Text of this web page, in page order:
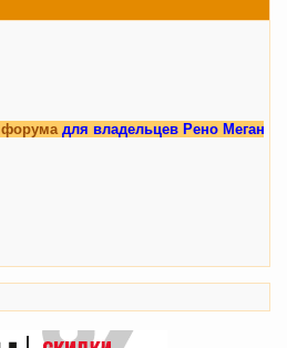
для владельцев Рено Меган 3.